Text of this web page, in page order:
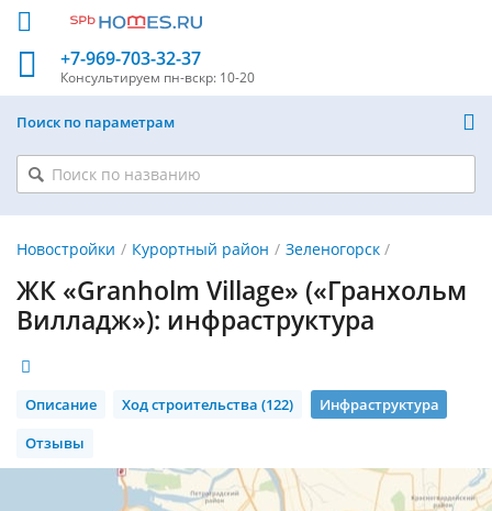
+7-969-703-32-37
Консультируем пн-вскр: 10-20
Поиск по параметрам
Новостройки Курортный район Зеленогорск
ЖК «Granholm Village» («​Гранхольм
Вилладж»)​: инфраструктура
Описание Ход строительства (122)
Инфраструктура
Отзывы